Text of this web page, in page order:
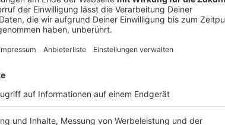
Viele von euch wollen auch im Sommer Sport
beachten, wenn - ausgerechnet - an Hitzetagen
Anzeige